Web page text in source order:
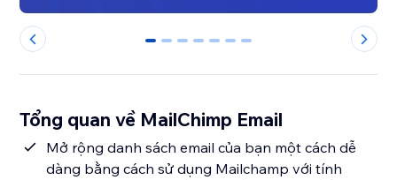
0 1 2 3 4 5 6
Tổng quan về MailChimp Email
Mở rộng danh sách email của bạn một cách dễ
dàng bằng cách sử dụng Mailchamp với tính